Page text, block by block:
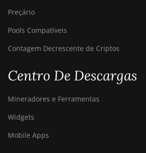
Preçário
Pools Compatíveis
Contagem Decrescente de Criptos
Centro De Descargas
Mineradores e Ferramentas
Widgets
Mobile Apps